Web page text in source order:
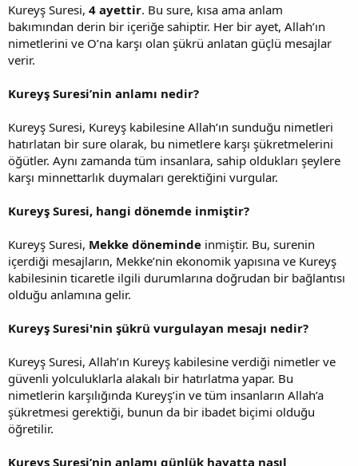
Kureyş Suresi, 4 ayettir. Bu sure, kısa ama anlam
bakımından derin bir içeriğe sahiptir. Her bir ayet, Allah’ın
nimetlerini ve O’na karşı olan şükrü anlatan güçlü mesajlar
verir.
Kureyş Suresi’nin anlamı nedir?
Kureyş Suresi, Kureyş kabilesine Allah’ın sunduğu nimetleri
hatırlatan bir sure olarak, bu nimetlere karşı şükretmelerini
öğütler. Aynı zamanda tüm insanlara, sahip oldukları şeylere
karşı minnettarlık duymaları gerektiğini vurgular.
Kureyş Suresi, hangi dönemde inmiştir?
Kureyş Suresi, Mekke döneminde inmiştir. Bu, surenin
içerdiği mesajların, Mekke’nin ekonomik yapısına ve Kureyş
kabilesinin ticaretle ilgili durumlarına doğrudan bir bağlantısı
olduğu anlamına gelir.
Kureyş Suresi'nin şükrü vurgulayan mesajı nedir?
Kureyş Suresi, Allah’ın Kureyş kabilesine verdiği nimetler ve
güvenli yolculuklarla alakalı bir hatırlatma yapar. Bu
nimetlerin karşılığında Kureyş’in ve tüm insanların Allah’a
şükretmesi gerektiği, bunun da bir ibadet biçimi olduğu
öğretilir.
Kureyş Suresi’nin anlamı günlük hayatta nasıl